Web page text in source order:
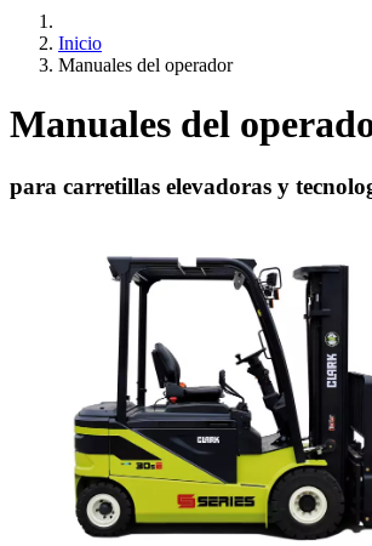
Inicio
Manuales del operador
Manuales del
para carretillas elevadoras y